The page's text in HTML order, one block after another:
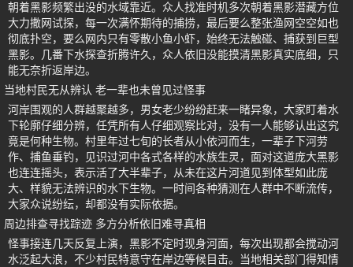
朝着黑影频繁出没的水域靠近。众人找准时机多次朝着黑影潜藏方位
大力撒网试探，每一次满怀期待的捕捞，最后要么整张渔网空空如也
彻底扑空，要么网内只有零散小鱼小虾，始终无法触碰、捕获到巨型
黑影。几番下水探查折腾许久，众人依旧没能摸清黑影真实底细，只
能无奈折返岸边。
当地村民无从辨认 老一辈也未曾见过怪事
河岸围观的人群越聚越多，男女老少纷纷赶来一睹异象，大家盯着水
下轮廓仔细分辨，任凭所有人仔细观察比对，没有一人能够认出这究
竟是何种生物。村里年过七旬的长者从小依河而生，一辈子下河劳
作、捕鱼垂钓，见识过河中各式各样的水族生灵，面对这道庞大黑影
也连连摇头，表示活了大半辈子，从未在这片河道见到体型如此庞
大、样貌无法辨识的水下生物。一时间各种猜测在人群中不断流传，
大家众说纷纭，却都没有实际依据。
周边排查寻找踪迹 多方分析依旧难寻真相
怪事接连几天反复上演，黑影不定时现身河面，每次出现都会搅动河
水泛起大浪，不少村民特意守在岸边等候目击。当地相关部门得知情